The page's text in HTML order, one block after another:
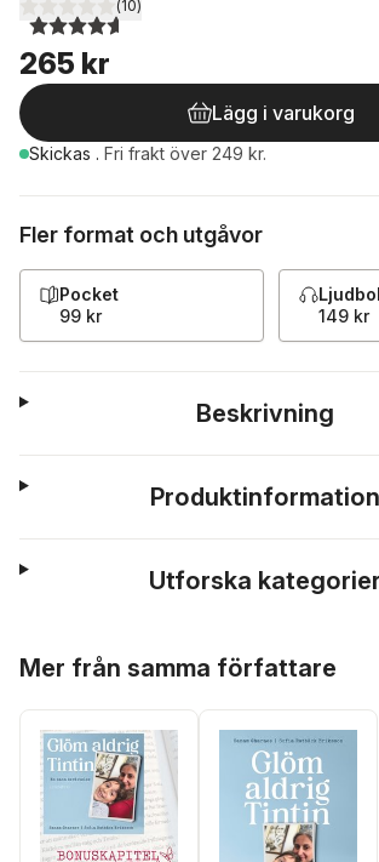
4,6utav 5 stjärnor. Totalt antal röster:
(10)
265 kr
Lägg i varukorg
Skickas . Fri frakt över 249 kr.
Fler format och utgåvor
Pocket
99 kr
149 kr
Beskrivning
Produktinformation
Utforska kategorier
Mer från samma författare